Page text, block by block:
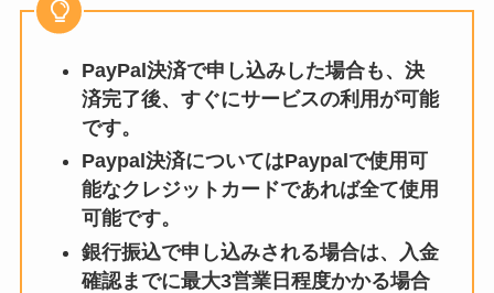
PayPal決済で申し込みした場合も、決
済完了後、すぐにサービスの利用が可能
です。
Paypal決済についてはPaypalで使用可
能なクレジットカードであれば全て使用
可能です。
銀行振込で申し込みされる場合は、入金
確認までに最大3営業日程度かかる場合